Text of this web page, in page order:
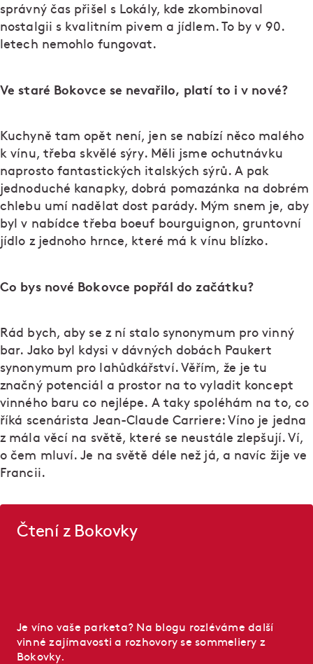
správný čas přišel s Lokály, kde zkombinoval
nostalgii s kvalitním pivem a jídlem. To by v 90.
letech nemohlo fungovat.
Ve staré Bokovce se nevařilo, platí to i v nové?
Kuchyně tam opět není, jen se nabízí něco malého
k vínu, třeba skvělé sýry. Měli jsme ochutnávku
naprosto fantastických italských sýrů. A pak
jednoduché kanapky, dobrá pomazánka na dobrém
chlebu umí nadělat dost parády. Mým snem je, aby
byl v nabídce třeba boeuf bourguignon, gruntovní
jídlo z jednoho hrnce, které má k vínu blízko.
Co bys nové Bokovce popřál do začátku?
Rád bych, aby se z ní stalo synonymum pro vinný
bar. Jako byl kdysi v dávných dobách Paukert
synonymum pro lahůdkářství. Věřím, že je tu
značný potenciál a prostor na to vyladit koncept
vinného baru co nejlépe. A taky spoléhám na to, co
říká scenárista Jean-Claude Carriere: Víno je jedna
z mála věcí na světě, které se neustále zlepšují. Ví,
o čem mluví. Je na světě déle než já, a navíc žije ve
Francii.
Čtení z Bokovky
Je víno vaše parketa? Na blogu rozléváme další
vinné zajímavosti a rozhovory se sommeliery z
Bokovky.